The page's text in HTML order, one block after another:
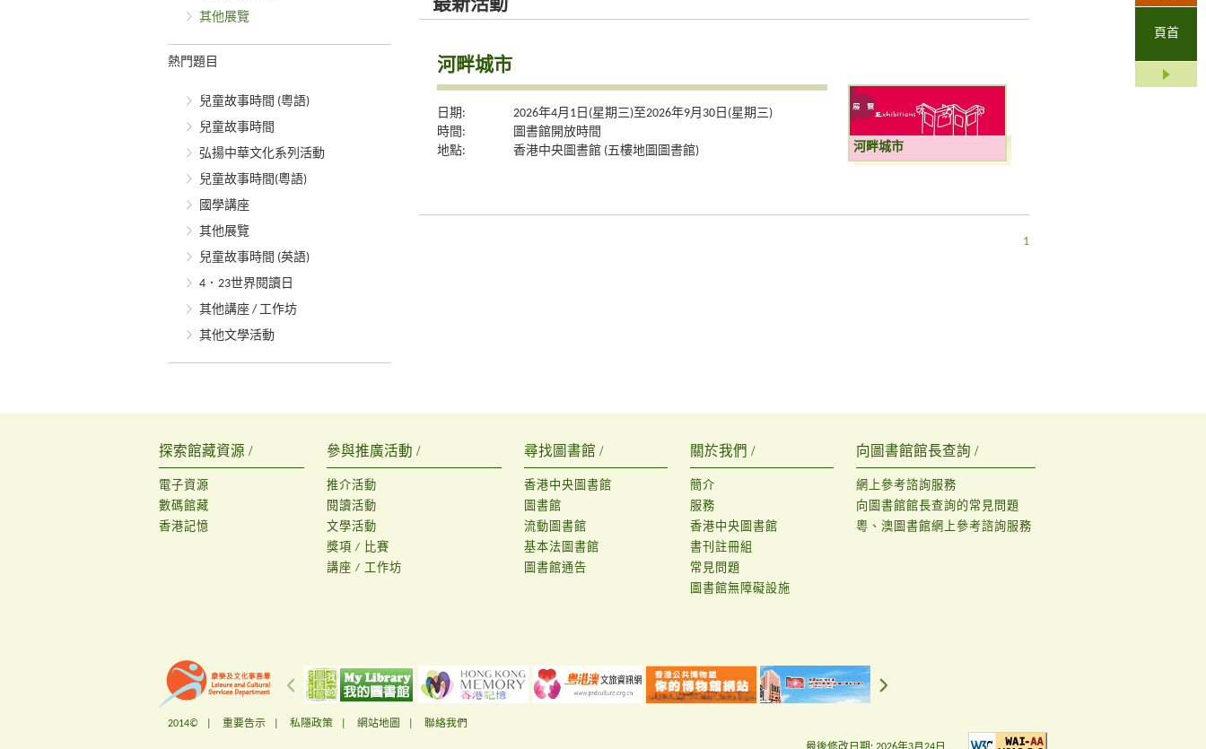
頁首
其他展覽
熱門題目
兒童故事時間 (粵語)
兒童故事時間
弘揚中華文化系列活動
兒童故事時間(粵語)
國學講座
其他展覽
兒童故事時間 (英語)
4．23世界閱讀日
其他講座 / 工作坊
其他文學活動
最新活動
河畔城市
日期:
2026年4月1日(星期三)至2026年9月30日(星期三)
時間:
圖書館開放時間
地點:
香港中央圖書館 (五樓地圖圖書館) 河畔城市
1
探索館藏資源 /
電子資源
數碼館藏
香港記憶
參與推廣活動 /
推介活動
閱讀活動
文學活動
獎項 / 比賽
講座 / 工作坊
尋找圖書館 /
香港中央圖書館
圖書館
流動圖書館
基本法圖書館
圖書館通告
關於我們 /
簡介
服務
香港中央圖書館
書刊註冊組
常見問題
圖書館無障礙設施
向圖書館館長查詢 /
網上參考諮詢服務
向圖書館館長查詢的常見問題
粵、澳圖書館網上參考諮詢服務
2014© | 重要告示 私隱政策 網站地圖 聯絡我們